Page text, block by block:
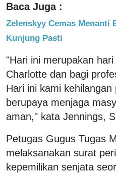
Baca Juga :
Zelenskyy Cemas Menanti
Kunjung Pasti
"Hari ini merupakan
Charlotte dan bagi
Hari ini kami kehilangan
berupaya menjaga
aman," kata Jennings,
Petugas Gugus Tugas
melaksanakan surat
kepemilikan senjata